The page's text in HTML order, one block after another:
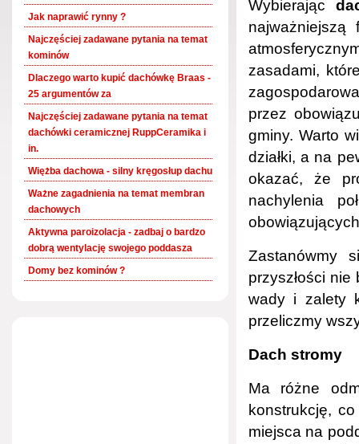
Jak naprawić rynny ?
Najczęściej zadawane pytania na temat
kominów
Dlaczego warto kupić dachówkę Braas -
25 argumentów za
Najczęściej zadawane pytania na temat
dachówki ceramicznej RuppCeramika i
in.
Więżba dachowa - silny kręgosłup dachu
Ważne zagadnienia na temat membran
dachowych
Aktywna paroizolacja - zadbaj o bardzo
dobrą wentylację swojego poddasza
Domy bez kominów ?
Wybierając
zasadami,
przez
gminy. Warto
działki, a na
okazać, że
nachylenia
Zastanówmy
przyszłości
wady i zalety
przeliczmy
Dach stromy
Ma różne
konstrukcję,
miejsca na